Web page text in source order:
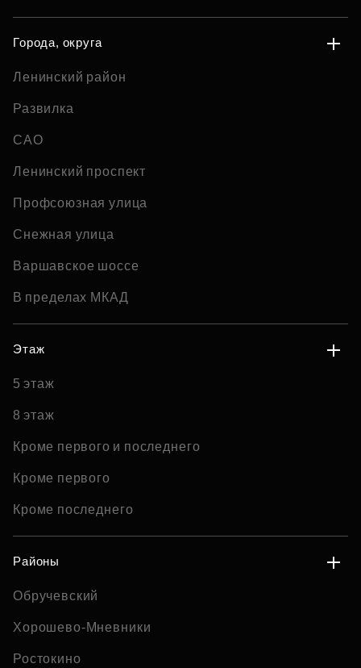
Города, округа
Ленинский район
Развилка
САО
Ленинский проспект
Профсоюзная улица
Снежная улица
Варшавское шоссе
В пределах МКАД
Этаж
5 этаж
8 этаж
Кроме первого и последнего
Кроме первого
Кроме последнего
Районы
Обручевский
Хорошево-Мневники
Ростокино